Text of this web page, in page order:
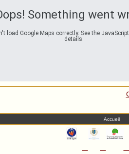
Something went
load Google Maps correctly. See the
details.
Accueil